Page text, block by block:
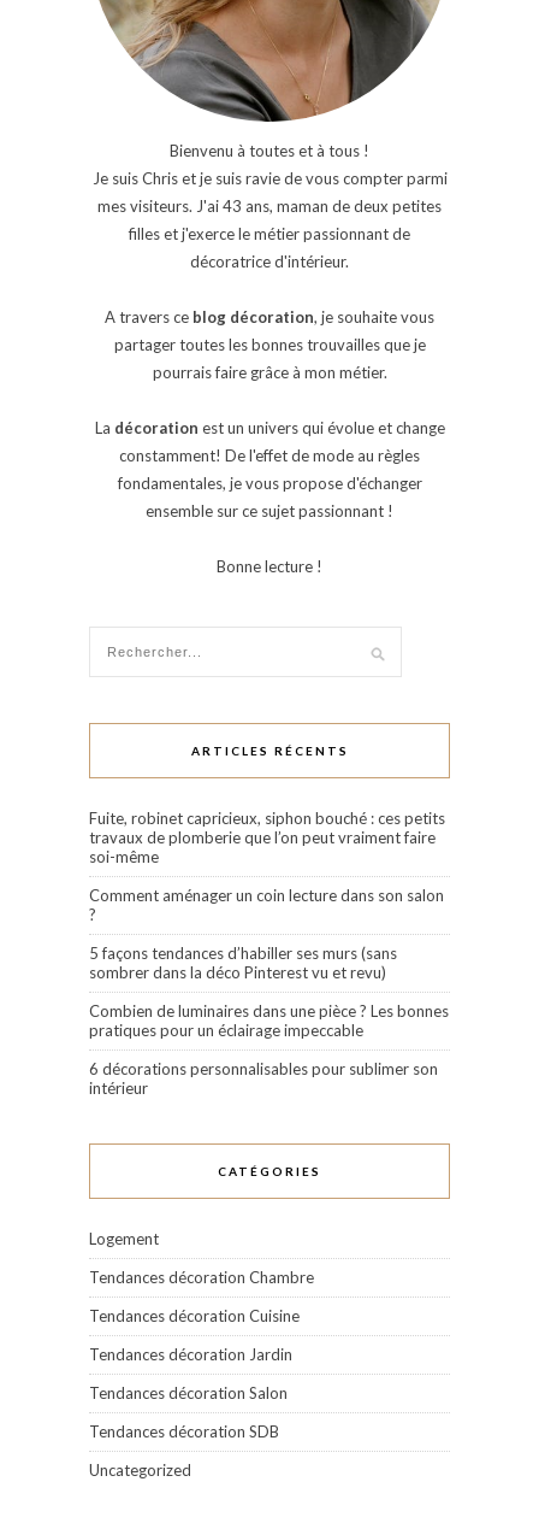
Bienvenu à toutes et à tous !
Je suis Chris et je suis ravie de vous compter parmi
mes visiteurs. J'ai 43 ans, maman de deux petites
filles et j'exerce le métier passionnant de
décoratrice d'intérieur.
A travers ce blog décoration, je souhaite vous
partager toutes les bonnes trouvailles que je
pourrais faire grâce à mon métier.
La décoration est un univers qui évolue et change
constamment! De l'effet de mode au règles
fondamentales, je vous propose d'échanger
ensemble sur ce sujet passionnant !
Bonne lecture !
ARTICLES RÉCENTS
Fuite, robinet capricieux, siphon bouché : ces petits
travaux de plomberie que l’on peut vraiment faire
soi-même
Comment aménager un coin lecture dans son salon
?
5 façons tendances d’habiller ses murs (sans
sombrer dans la déco Pinterest vu et revu)
Combien de luminaires dans une pièce ? Les bonnes
pratiques pour un éclairage impeccable
6 décorations personnalisables pour sublimer son
intérieur
CATÉGORIES
Logement
Tendances décoration Chambre
Tendances décoration Cuisine
Tendances décoration Jardin
Tendances décoration Salon
Tendances décoration SDB
Uncategorized